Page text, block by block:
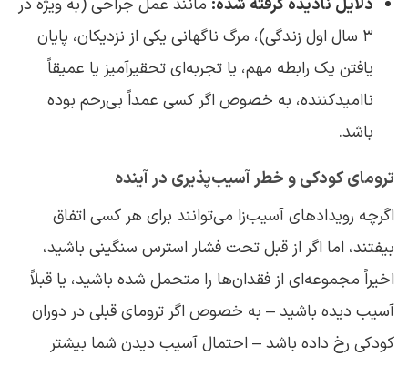
۳ سال اول زندگی)، مرگ ناگهانی یکی از نزدیکان، پایان
یافتن یک رابطه مهم، یا تجربه‌ای تحقیرآمیز یا عمیقاً
ناامیدکننده، به خصوص اگر کسی عمداً بی‌رحم بوده
باشد.
ترومای کودکی و خطر آسیب‌پذیری در آینده
اگرچه رویدادهای آسیب‌زا می‌توانند برای هر کسی اتفاق
بیفتند، اما اگر از قبل تحت فشار استرس سنگینی باشید،
اخیراً مجموعه‌ای از فقدان‌ها را متحمل شده باشید، یا قبلاً
آسیب دیده باشید – به خصوص اگر ترومای قبلی در دوران
کودکی رخ داده باشد – احتمال آسیب دیدن شما بیشتر